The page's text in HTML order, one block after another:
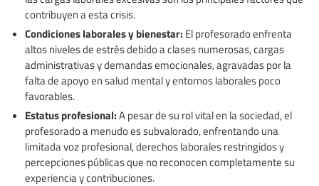
contribuyen a esta crisis.
Condiciones laborales y bienestar: El profesorado enfrenta
altos niveles de estrés debido a clases numerosas, cargas
administrativas y demandas emocionales, agravadas por la
falta de apoyo en salud mental y entornos laborales poco
favorables.
Estatus profesional: A pesar de su rol vital en la sociedad, el
profesorado a menudo es subvalorado, enfrentando una
limitada voz profesional, derechos laborales restringidos y
percepciones públicas que no reconocen completamente su
experiencia y contribuciones.